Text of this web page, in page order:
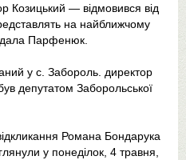
Козицький — відмовився від
на найближчому
Парфенюк.
у с. Забороль. директор
депутатом Заборольської
Романа Бондарука
у понеділок, 4 травня,